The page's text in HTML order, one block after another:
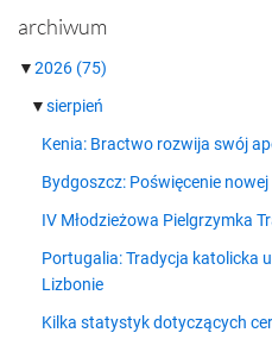
archiwum
▼2026 (75)
▼sierpień
Kenia: Bractwo rozwija swój
Bydgoszcz: Poświęcenie
IV Młodzieżowa Pielgrzymka
Portugalia: Tradycja katolicka
Lizbonie
Kilka statystyk dotyczących